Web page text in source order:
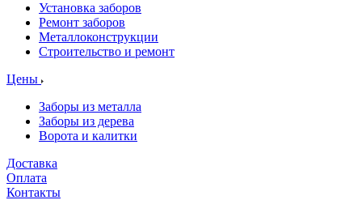
Установка заборов
Ремонт заборов
Металлоконструкции
Строительство и ремонт
Цены
Заборы из металла
Заборы из дерева
Ворота и калитки
Доставка
Оплата
Контакты